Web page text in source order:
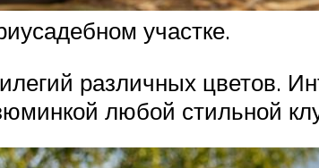
участке.
различных цветов.
любой стильной